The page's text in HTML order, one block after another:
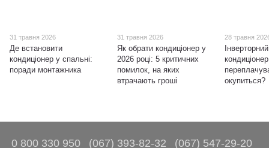
31 травня 2026
Де встановити
кондиціонер у спальні:
поради монтажника
31 травня 2026
Як обрати кондиціонер у
2026 році: 5 критичних
помилок, на яких
втрачають гроші
28 травня
окупиться?
0 800 330 950 (067) 393-82-32 (067) 547-29-20